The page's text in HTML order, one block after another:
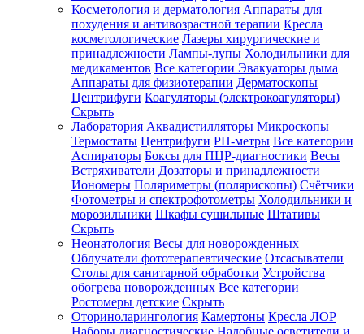
Косметология и дерматология Аппараты для
похудения и антивозрастной терапии Кресла
косметологические Лазеры хирургические и
принадлежности Лампы-лупы Холодильники для
медикаментов Все категории Эвакуаторы дыма
Аппараты для физиотерапии Дерматоскопы
Центрифуги Коагуляторы (электрокоагуляторы)
Скрыть
Лаборатория Аквадистилляторы Микроскопы
Термостаты Центрифуги PH-метры Все категории
Аспираторы Боксы для ПЦР-диагностики Весы
Встряхиватели Дозаторы и принадлежности
Иономеры Поляриметры (полярископы) Счётчики
Фотометры и спектрофотометры Холодильники и
морозильники Шкафы сушильные Штативы
Скрыть
Неонатология Весы для новорожденных
Облучатели фототерапевтические Отсасыватели
Столы для санитарной обработки Устройства
обогрева новорожденных Все категории
Ростомеры детские Скрыть
Оториноларингология Камертоны Кресла ЛОР
Наборы диагностические Налобные осветители и